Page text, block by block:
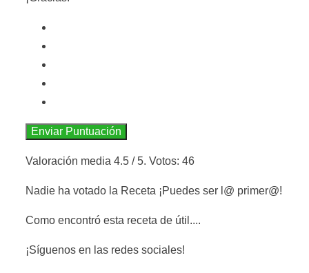
Enviar Puntuación
Valoración media 4.5 / 5. Votos: 46
Nadie ha votado la Receta ¡Puedes ser l@ primer@!
Como encontró esta receta de útil....
¡Síguenos en las redes sociales!